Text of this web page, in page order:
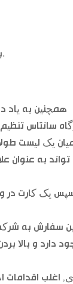
به همان اندازه که بولسونارو باعث شده است که نمایندگان دولت در برابر این پروژه ایستاده, گرچه.
همچنین به یاد
سانتاس
یک لیست
به عنوان
یک کارت در
سفارش به
اغلب اقدامات